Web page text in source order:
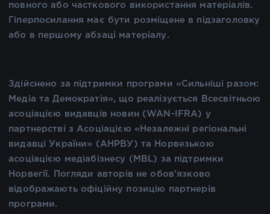
повного або часткового використання матеріалів.
Гіперпосилання має бути розміщене в підзаголовку
або в першому абзаці матеріалу.
Здійснено за підтримки програми «Сильніші разом:
Медіа та Демократія», що реалізується Всесвітньою
асоціацією видавців новин (WAN-IFRA) у
партнерстві з Асоціацією «Незалежні регіональні
видавці України» (АНРВУ) та Норвезькою
асоціацією медіабізнесу (MBL) за підтримки
Норвегії. Погляди авторів не обов’язково
відображають офіційну позицію партнерів
програми.